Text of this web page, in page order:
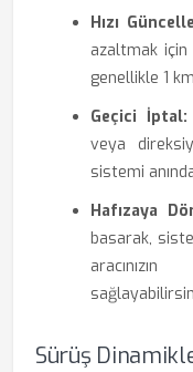
Hızı
azaltmak için
genellikle 1
Geçici İptal:
veya
sistemi
Hafızaya
basarak,
Sürüş